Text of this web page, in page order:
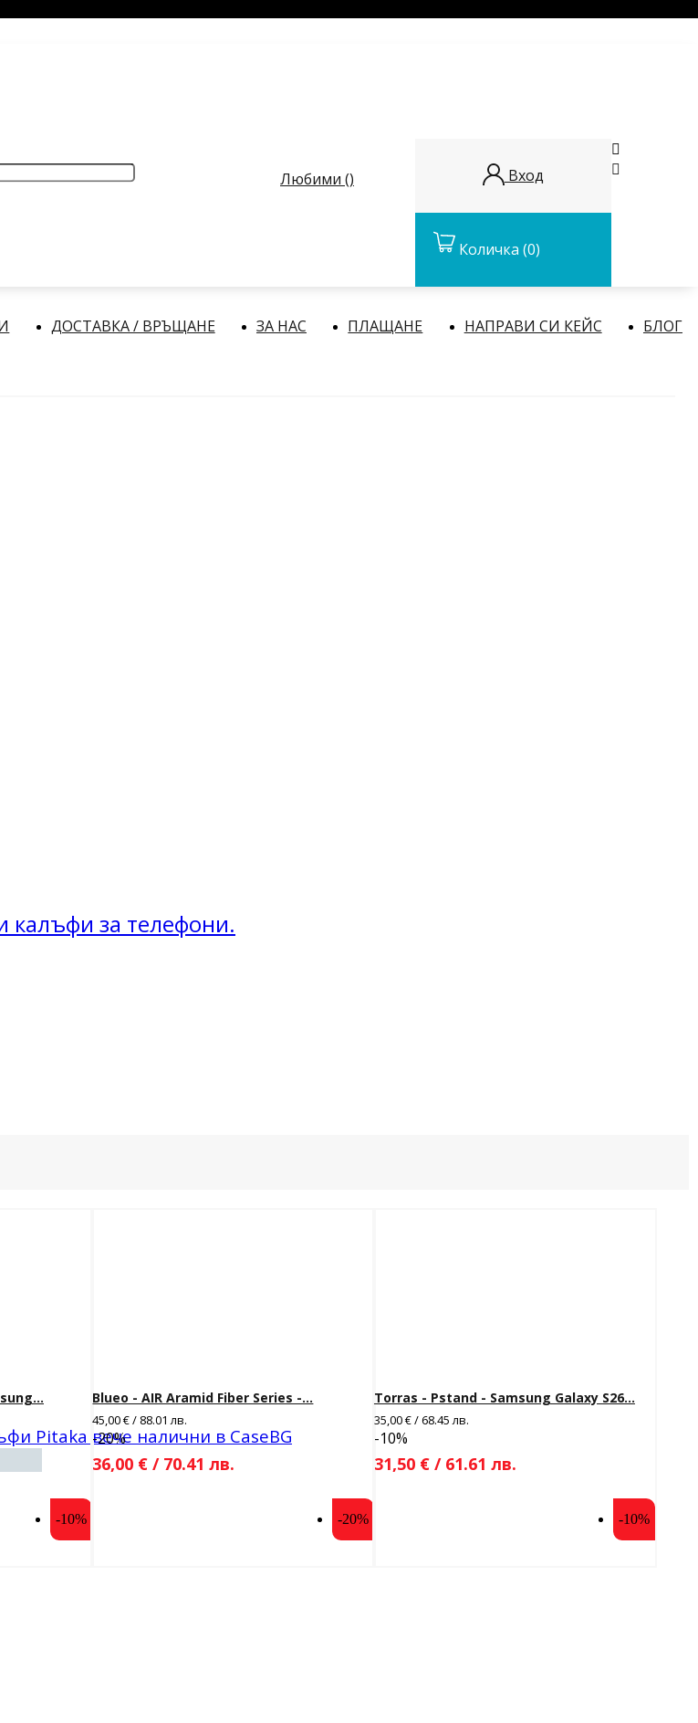
Любими () Вход
Количка (0)


ДОСТАВКА / ВРЪЩАНЕ ЗА НАС ПЛАЩАНЕ НАПРАВИ СИ КЕЙС
БЛОГ
калъфи за телефони.
Pitaka вече налични в CaseBG
-10%
Blueo - AIR Aramid Fiber Series -...
45,00 € / 88.01 лв.
-20%
36,00 € / 70.41 лв.
-20%
Torras - Pstand - Samsung Galaxy S26...
35,00 € / 68.45 лв.
-10%
31,50 € / 61.61 лв.
-10%